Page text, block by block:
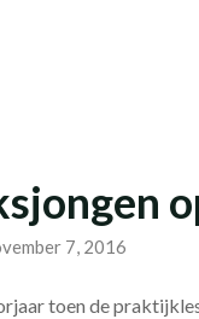
7, 2016
toen de